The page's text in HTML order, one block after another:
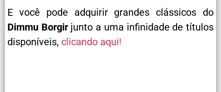
E você pode adquirir grandes clássicos do
Dimmu Borgirjunto a uma infinidade de títulos
disponíveis, clicando aqui!